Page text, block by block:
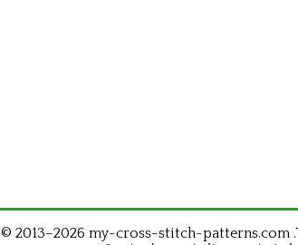
© 2013–2026 my-cross-stitch-